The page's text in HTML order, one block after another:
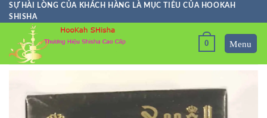
Skip
to
content
SỰ HÀI LÒNG CỦA KHÁCH HÀNG LÀ MỤC TIÊU CỦA HOOKAH
SHISHA
0